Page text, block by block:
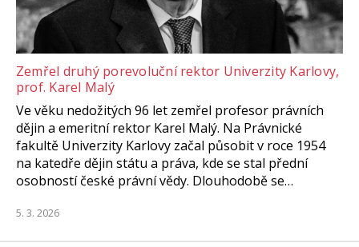
Zemřel druhý porevoluční rektor Univerzity Karlovy,
prof. Karel Malý
Ve věku nedožitých 96 let zemřel profesor právních
dějin a emeritní rektor Karel Malý. Na Právnické
fakultě Univerzity Karlovy začal působit v roce 1954
na katedře dějin státu a práva, kde se stal přední
osobností české právní vědy. Dlouhodobě se…
5. 3. 2026